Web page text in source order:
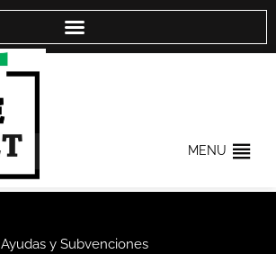
MENU
Ayudas y Subvenciones